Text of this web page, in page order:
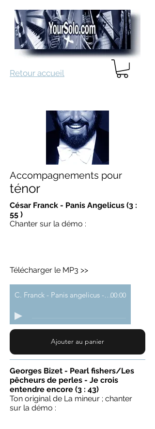
Retour accueil
Accompagnements pour
ténor
César Franck - Panis Angelicus (3 :
55 )
Chanter sur la démo :
Télécharger le MP3 >>
C. Franck - Panis angelicus - demo00:00
Ajouter au panier
Georges Bizet - Pearl fishers/Les
pêcheurs de perles - Je crois
entendre encore (3 : 43)
Ton original de La mineur ; chanter
sur la démo :